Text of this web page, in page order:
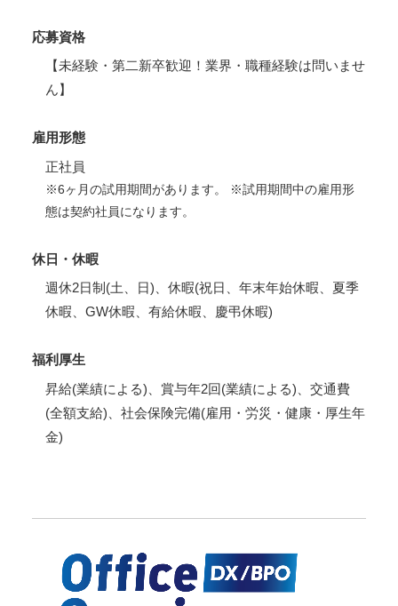
応募資格
【未経験・第二新卒歓迎！業界・職種経験は問いませ
ん】
雇用形態
正社員
※6ヶ月の試用期間があります。 ※試用期間中の雇用形
態は契約社員になります。
休日・休暇
週休2日制(土、日)、休暇(祝日、年末年始休暇、夏季
休暇、GW休暇、有給休暇、慶弔休暇)
福利厚生
昇給(業績による)、賞与年2回(業績による)、交通費
(全額支給)、社会保険完備(雇用・労災・健康・厚生年
金)